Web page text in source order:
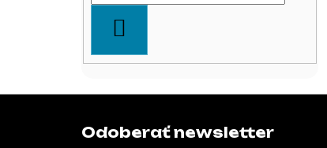
Odoberať newsletter